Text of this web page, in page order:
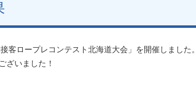
客ロープレコンテスト北海道大会」を開催しました。
ざいました！